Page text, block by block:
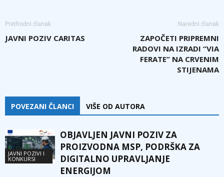
Prethodni članak
JAVNI POZIV CARITAS
Naredni članak
ZAPOČETI PRIPREMNI
RADOVI NA IZRADI “VIA
FERATE” NA CRVENIM
STIJENAMA
POVEZANI ČLANCI VIŠE OD AUTORA
JAVNI POZIVI I
KONKURSI
OBJAVLJEN JAVNI POZIV ZA
PROIZVODNA MSP, PODRŠKA ZA
DIGITALNO UPRAVLJANJE
ENERGIJOM